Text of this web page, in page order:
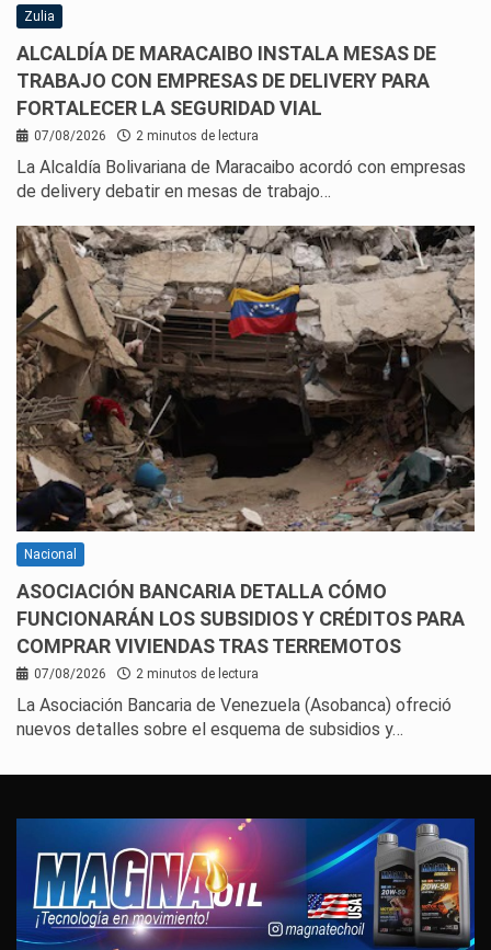
Zulia
ALCALDÍA DE MARACAIBO INSTALA MESAS DE
TRABAJO CON EMPRESAS DE DELIVERY PARA
FORTALECER LA SEGURIDAD VIAL
07/08/2026 2 minutos de lectura
La Alcaldía Bolivariana de Maracaibo acordó con empresas
de delivery debatir en mesas de trabajo…
Nacional
ASOCIACIÓN BANCARIA DETALLA CÓMO
FUNCIONARÁN LOS SUBSIDIOS Y CRÉDITOS PARA
COMPRAR VIVIENDAS TRAS TERREMOTOS
07/08/2026 2 minutos de lectura
La Asociación Bancaria de Venezuela (Asobanca) ofreció
nuevos detalles sobre el esquema de subsidios y…